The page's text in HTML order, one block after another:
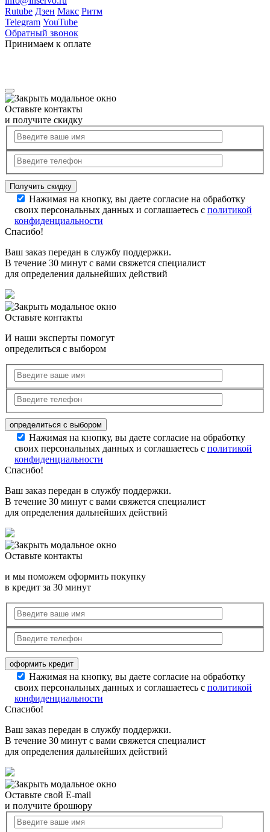
Rutube Дзен Макс Ритм
Telegram YouTube
Обратный звонок
Принимаем к оплате
Оставьте контакты
и получите скидку
Нажимая на кнопку, вы даете согласие на обработку
своих персональных данных и соглашаетесь с политикой
конфиденциальности
Спасибо!
Ваш заказ передан в службу поддержки.
В течение 30 минут с вами свяжется специалист
для определения дальнейших действий
Оставьте контакты
И наши эксперты помогут
определиться с выбором
Нажимая на кнопку, вы даете согласие на обработку
своих персональных данных и соглашаетесь с политикой
конфиденциальности
Спасибо!
Ваш заказ передан в службу поддержки.
В течение 30 минут с вами свяжется специалист
для определения дальнейших действий
Оставьте контакты
и мы поможем оформить покупку
в кредит за 30 минут
Нажимая на кнопку, вы даете согласие на обработку
своих персональных данных и соглашаетесь с политикой
конфиденциальности
Спасибо!
Ваш заказ передан в службу поддержки.
В течение 30 минут с вами свяжется специалист
для определения дальнейших действий
Оставьте свой E-mail
и получите брошюру